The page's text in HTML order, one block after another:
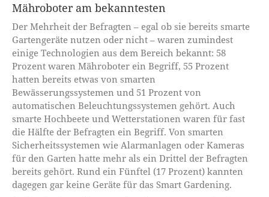
Mähroboter am bekanntesten
Der Mehrheit der Befragten – egal ob sie bereits smarte
Gartengeräte nutzen oder nicht – waren zumindest
einige Technologien aus dem Bereich bekannt: 58
Prozent waren Mähroboter ein Begriff, 55 Prozent
hatten bereits etwas von smarten
Bewässerungssystemen und 51 Prozent von
automatischen Beleuchtungssystemen gehört. Auch
smarte Hochbeete und Wetterstationen waren für fast
die Hälfte der Befragten ein Begriff. Von smarten
Sicherheitssystemen wie Alarmanlagen oder Kameras
für den Garten hatte mehr als ein Drittel der Befragten
bereits gehört. Rund ein Fünftel (17 Prozent) kannten
dagegen gar keine Geräte für das Smart Gardening.